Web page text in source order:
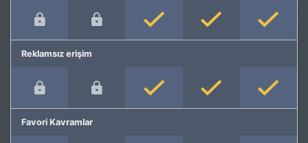
Reklamsız erişim
Favori Kavramlar